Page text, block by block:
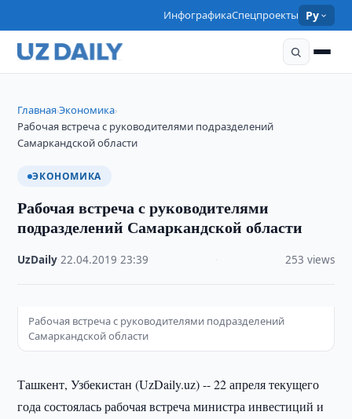
ИнфографикаСпецпроекты Ру
Главная›Экономика›
Рабочая встреча с руководителями подразделений
Самаркандской области
ЭКОНОМИКА
Рабочая встреча с руководителями
подразделений Самаркандской области
UzDaily ·22.04.2019 ·23:39 253 views
Рабочая встреча с руководителями подразделений
Самаркандской области
Ташкент, Узбекистан (UzDaily.uz) -- 22 апреля текущего
года состоялась рабочая встреча министра инвестиций и